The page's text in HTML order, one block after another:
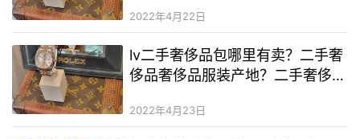
18k
2022年4月22日
lv二手奢侈品包哪里有卖？二手奢
侈品奢侈品服装产地？二手奢侈品
2022年4月23日